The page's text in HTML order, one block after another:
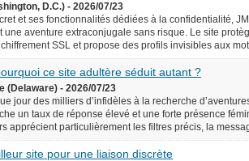
D.C.) - 2026/07/23
et ses fonctionnalités dédiées à la confidentialité,
une aventure extraconjugale sans risque. Le site
SSL et propose des profils invisibles aux
ce site adultère séduit autant ?
(Delaware) - 2026/07/23
jour des milliers d’infidèles à la recherche
un taux de réponse élevé et une forte présence
apprécient particulièrement les filtres précis, la
site pour une liaison discrète